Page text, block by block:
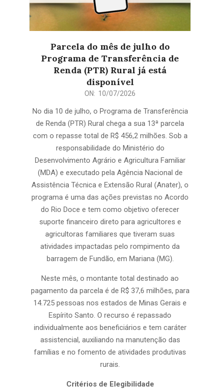
Parcela do mês de julho do
Programa de Transferência de
Renda (PTR) Rural já está
disponível
ON: 10/07/2026
No dia 10 de julho, o Programa de Transferência
de Renda (PTR) Rural chega a sua 13ª parcela
com o repasse total de R$ 456,2 milhões. Sob a
responsabilidade do Ministério do
Desenvolvimento Agrário e Agricultura Familiar
(MDA) e executado pela Agência Nacional de
Assistência Técnica e Extensão Rural (Anater), o
programa é uma das ações previstas no Acordo
do Rio Doce e tem como objetivo oferecer
suporte financeiro direto para agricultores e
agricultoras familiares que tiveram suas
atividades impactadas pelo rompimento da
barragem de Fundão, em Mariana (MG).
Neste mês, o montante total destinado ao
pagamento da parcela é de R$ 37,6 milhões, para
14.725 pessoas nos estados de Minas Gerais e
Espírito Santo. O recurso é repassado
individualmente aos beneficiários e tem caráter
assistencial, auxiliando na manutenção das
famílias e no fomento de atividades produtivas
rurais.
Critérios de Elegibilidade